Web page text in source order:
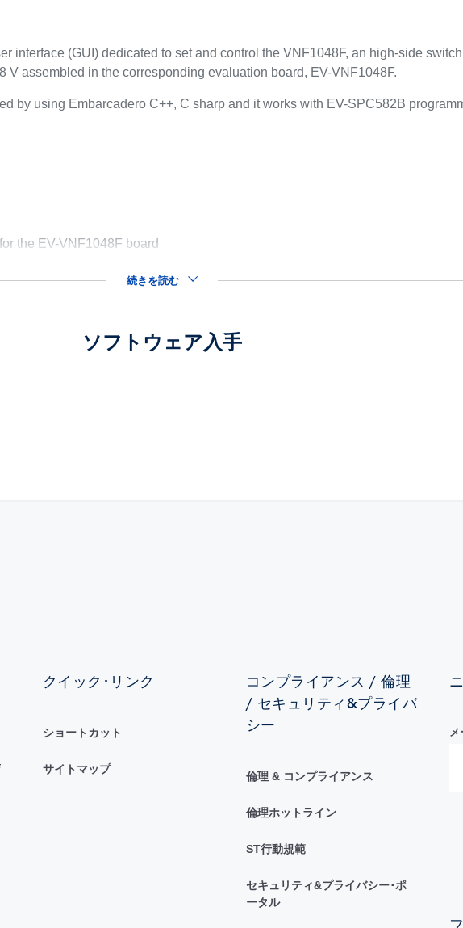
interface (GUI) dedicated to set and control the VNF1048F, an high-side
V assembled in the corresponding evaluation board, EV-VNF1048F.
by using Embarcadero C++, C sharp and it works with EV-SPC582B
the EV-VNF1048F board
続きを読む
ソフトウェア入手
クイック･リンク
ショートカット
サイトマップ
コンプライアンス / 倫理
/ セキュリティ&プライバ
シー
倫理 & コンプライアンス
倫理ホットライン
ST行動規範
セキュリティ&プライバシー･ポ
ータル
メ